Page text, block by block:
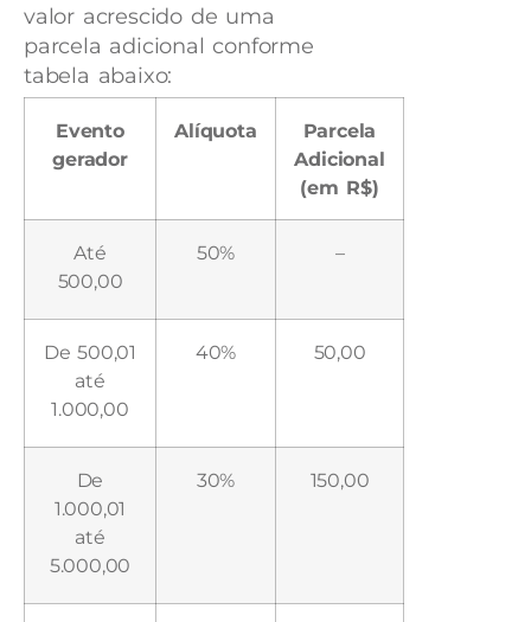
valor acrescido de uma
parcela adicional conforme
tabela abaixo:
Evento
gerador
Alíquota
Parcela
Adicional
(em R$)
Até
500,00
50% –
De 500,01
até
1.000,00
40% 50,00
De
1.000,01
até
5.000,00
30% 150,00